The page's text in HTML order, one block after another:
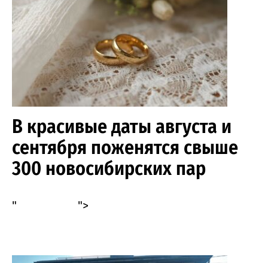
В красивые даты августа и
сентября поженятся свыше
300 новосибирских пар
" ">